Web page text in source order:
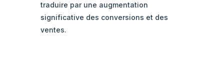
traduire par une augmentation
significative des conversions et des
ventes.